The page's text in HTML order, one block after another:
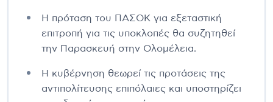
Η πρόταση του ΠΑΣΟΚ για εξεταστική
επιτροπή για τις υποκλοπές θα συζητηθεί
την Παρασκευή στην Ολομέλεια.
Η κυβέρνηση θεωρεί τις προτάσεις της
αντιπολίτευσης επιπόλαιες και υποστηρίζει